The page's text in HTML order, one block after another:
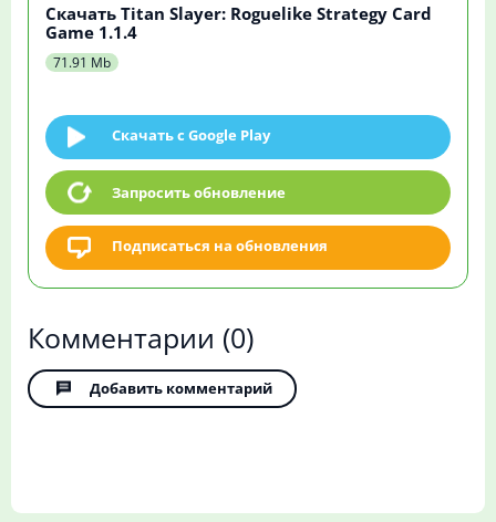
Скачать Titan Slayer: Roguelike Strategy Card
Game 1.1.4
71.91 Mb
Скачать c Google Play
Запросить обновление
Подписаться на обновления
Комментарии (0)
Добавить комментарий